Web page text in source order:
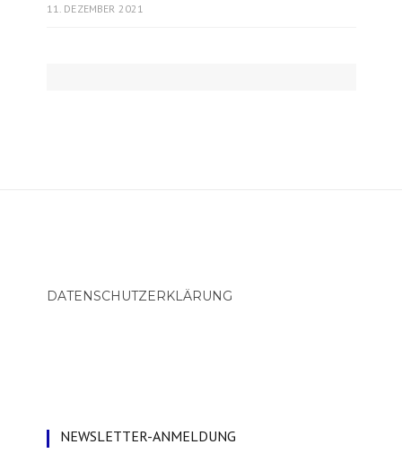
11. DEZEMBER 2021
DATENSCHUTZERKLÄRUNG
NEWSLETTER-ANMELDUNG